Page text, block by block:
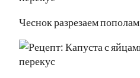
Чеснок разрезаем пополам